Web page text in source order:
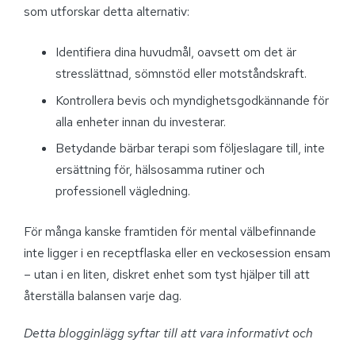
som utforskar detta alternativ:
Identifiera dina huvudmål, oavsett om det är
stresslättnad, sömnstöd eller motståndskraft.
Kontrollera bevis och myndighetsgodkännande för
alla enheter innan du investerar.
Betydande bärbar terapi som följeslagare till, inte
ersättning för, hälsosamma rutiner och
professionell vägledning.
För många kanske framtiden för mental välbefinnande
inte ligger i en receptflaska eller en veckosession ensam
– utan i en liten, diskret enhet som tyst hjälper till att
återställa balansen varje dag.
Detta blogginlägg syftar till att vara informativt och